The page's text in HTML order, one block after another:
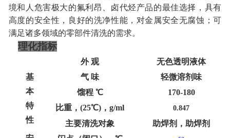
境和人危害极大的氟利昂、卤代烃产品的最佳选择，具有
高度的安全性，良好的洗净性能，对金属安全无腐蚀； 可
满足诸多领域的零部件清洗的需求。
理化指标
基
本
特
性
外 观
无色透明液体
气 味
轻微溶剂味
馏程 ℃
170-180
比重，(25℃)，g/ml 0.847
主要清洗对象
助焊剂，助焊剂